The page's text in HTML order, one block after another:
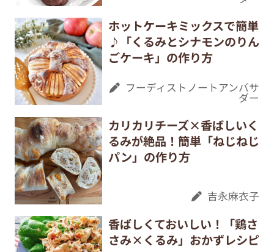
ホットケーキミックスで簡単
♪「くるみとシナモンのりん
ごケーキ」の作り方
フーディストノートアンバサ
ダー
カリカリチーズ×香ばしいく
るみが絶品！簡単「ねじねじ
パン」の作り方
吉永麻衣子
香ばしくておいしい！「鶏さ
さみ×くるみ」おかずレシピ